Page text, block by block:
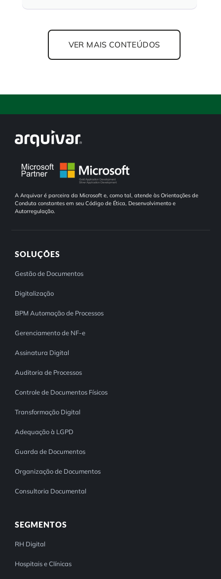
VER MAIS CONTEÚDOS
A Arquivar é parceira da Microsoft e, como tal, atende às Orientações de
Conduta constantes em seu Código de Ética, Desenvolvimento e
Autorregulação.
SOLUÇÕES
Gestão de Documentos
Digitalização
BPM Automação de Processos
Gerenciamento de NF-e
Assinatura Digital
Auditoria de Processos
Controle de Documentos Físicos
Transformação Digital
Adequação à LGPD
Guarda de Documentos
Organização de Documentos
Consultoria Documental
SEGMENTOS
RH Digital
Hospitais e Clínicas